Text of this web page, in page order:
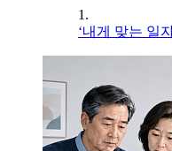
1.
‘내게 맞는 일